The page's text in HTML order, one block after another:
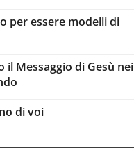
per essere modelli di
il Messaggio di Gesù nei
di voi